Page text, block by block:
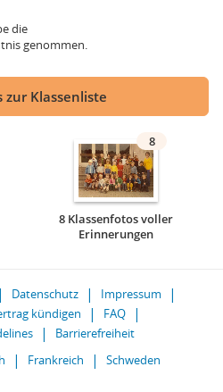
die
genommen.
zur Klassenliste
8
8 Klassenfotos voller
Erinnerungen
Datenschutz
Impressum
kündigen
FAQ
Barrierefreiheit
Frankreich Schweden